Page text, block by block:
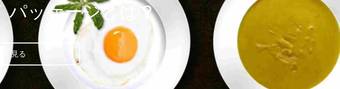
パッケージとは？
く見る